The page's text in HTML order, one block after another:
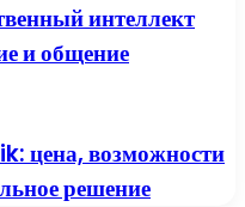
интеллект
и общение
цена, возможности
решение